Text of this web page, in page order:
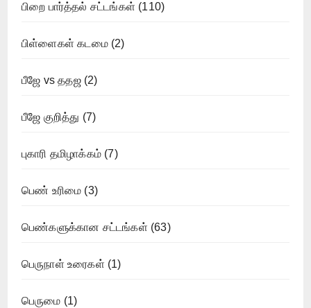
பிறை பார்த்தல் சட்டங்கள் (110)
பிள்ளைகள் கடமை(2)
பீஜே vs ததஜ(2)
பீஜே குறித்து (7)
புகாரி தமிழாக்கம் (7)
பெண் உரிமை (3)
பெண்களுக்கான சட்டங்கள் (63)
பெருநாள் உரைகள் (1)
பெருமை (1)